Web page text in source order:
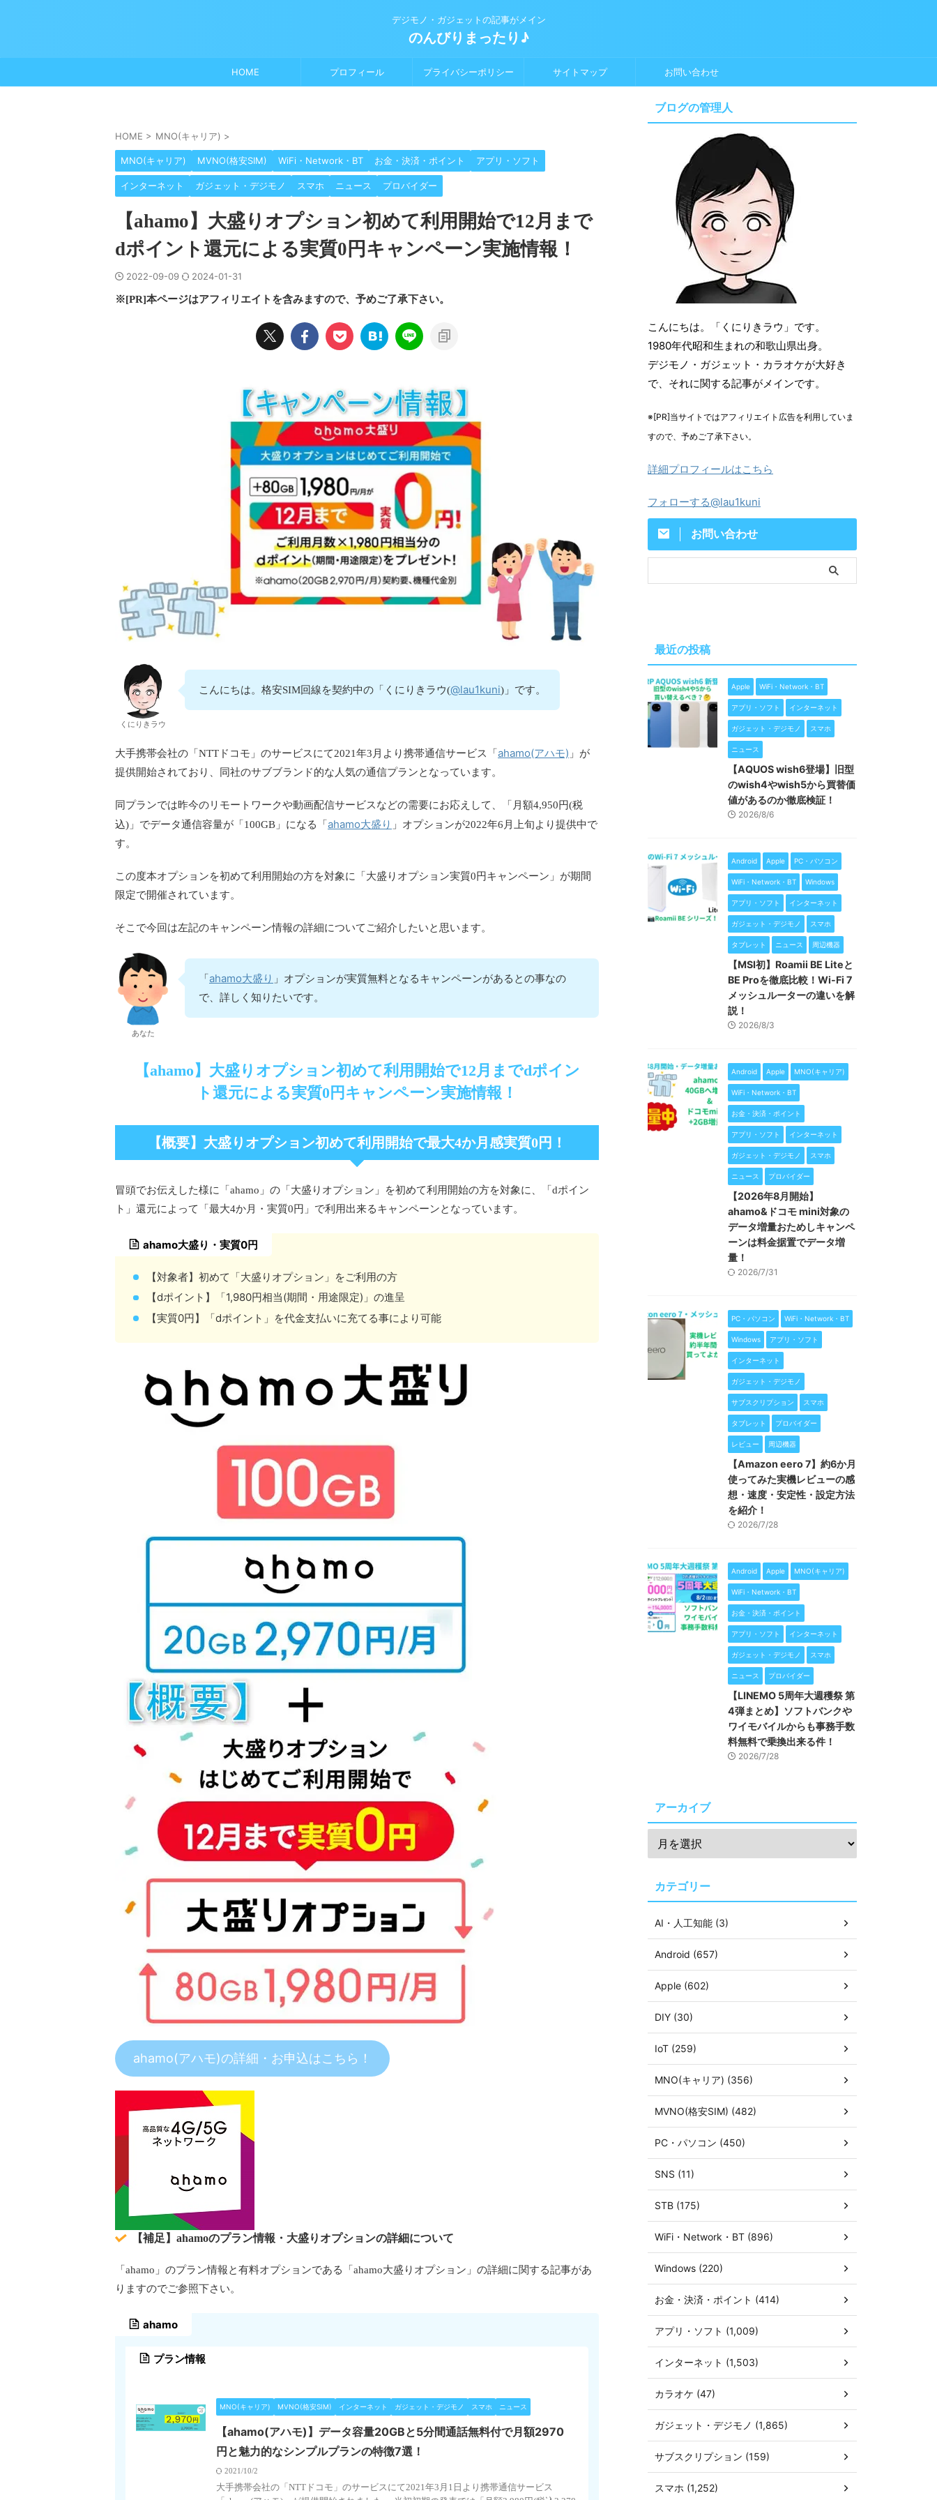
デジモノ・ガジェットの記事がメイン
のんびりまったり♪
HOME プロフィール プライバシーポリシー サイトマップ お問い合わせ
HOME > MNO(キャリア) >
MNO(キャリア) MVNO(格安SIM) WiFi・Network・BT お金・決済・ポイント アプリ・ソフト
インターネット ガジェット・デジモノ スマホ ニュース プロバイダー
【ahamo】大盛りオプション初めて利用開始で12月まで
dポイント還元による実質0円キャンペーン実施情報！
2022-09-09 2024-01-31
※[PR]本ページはアフィリエイトを含みますので、予めご了承下さい。
くにりきラウ
こんにちは。格安SIM回線を契約中の「くにりきラウ(@lau1kuni)」です。
大手携帯会社の「NTTドコモ」のサービスにて2021年3月より携帯通信サービス「 ahamo(アハモ) 」が
提供開始されており、同社のサブブランド的な人気の通信プランとなっています。
同プランでは昨今のリモートワークや動画配信サービスなどの需要にお応えして、「月額4,950円(税
込)」でデータ通信容量が「100GB」になる「 ahamo大盛り 」オプションが2022年6月上旬より提供中で
す。
この度本オプションを初めて利用開始の方を対象に「大盛りオプション実質0円キャンペーン」が期間
限定で開催されています。
そこで今回は左記のキャンペーン情報の詳細についてご紹介したいと思います。
あなた
「 ahamo大盛り 」オプションが実質無料となるキャンペーンがあるとの事なの
で、詳しく知りたいです。
【ahamo】大盛りオプション初めて利用開始で12月までdポイン
ト還元による実質0円キャンペーン実施情報！
【概要】大盛りオプション初めて利用開始で最大4か月感実質0円！
冒頭でお伝えした様に「ahamo」の「大盛りオプション」を初めて利用開始の方を対象に、「dポイン
ト」還元によって「最大4か月・実質0円」で利用出来るキャンペーンとなっています。
ahamo大盛り・実質0円
【対象者】初めて「大盛りオプション」をご利用の方
【dポイント】「1,980円相当(期間・用途限定)」の進呈
【実質0円】「dポイント」を代金支払いに充てる事により可能
ahamo(アハモ)の詳細・お申込はこちら！
【補足】ahamoのプラン情報・大盛りオプションの詳細について
「ahamo」のプラン情報と有料オプションである「ahamo大盛りオプション」の詳細に関する記事があ
りますのでご参照下さい。
ahamo
プラン情報
MNO(キャリア) MVNO(格安SIM) インターネット ガジェット・デジモノ スマホ ニュース
【ahamo(アハモ)】データ容量20GBと5分間通話無料付で月額2970
円と魅力的なシンプルプランの特徴7選！
2021/10/2
大手携帯会社の「NTTドコモ」のサービスにて2021年3月1日より携帯通信サービス
ブログの管理人
こんにちは。「くにりきラウ」です。
1980年代昭和生まれの和歌山県出身。
デジモノ・ガジェット・カラオケが大好き
で、それに関する記事がメインです。
※[PR]当サイトではアフィリエイト広告を利用していま
すので、予めご了承下さい。
詳細プロフィールはこちら
フォローする@lau1kuni
お問い合わせ
最近の投稿
Apple WiFi・Network・BT
アプリ・ソフト インターネット
ガジェット・デジモノ スマホ
ニュース
【AQUOS wish6登場】旧型
のwish4やwish5から買替価
値があるのか徹底検証！
2026/8/6
Android Apple PC・パソコン
WiFi・Network・BT Windows
アプリ・ソフト インターネット
ガジェット・デジモノ スマホ
タブレット ニュース 周辺機器
【MSI初】Roamii BE Liteと
BE Proを徹底比較！Wi-Fi 7
メッシュルーターの違いを解
説！
2026/8/3
Android Apple MNO(キャリア)
WiFi・Network・BT
お金・決済・ポイント
アプリ・ソフト インターネット
ガジェット・デジモノ スマホ
ニュース プロバイダー
【2026年8月開始】
ahamo&ドコモ mini対象の
データ増量おためしキャンペ
ーンは料金据置でデータ増
量！
2026/7/31
PC・パソコン WiFi・Network・BT
Windows アプリ・ソフト
インターネット
ガジェット・デジモノ
サブスクリプション スマホ
タブレット プロバイダー
レビュー 周辺機器
【Amazon eero 7】約6か月
使ってみた実機レビューの感
想・速度・安定性・設定方法
を紹介！
2026/7/28
Android Apple MNO(キャリア)
WiFi・Network・BT
お金・決済・ポイント
アプリ・ソフト インターネット
ガジェット・デジモノ スマホ
ニュース プロバイダー
【LINEMO 5周年大週穫祭 第
4弾まとめ】ソフトバンクや
ワイモバイルからも事務手数
料無料で乗換出来る件！
2026/7/28
アーカイブ
カテゴリー
AI・人工知能 (3)
Android (657)
Apple (602)
DIY (30)
IoT (259)
MNO(キャリア) (356)
MVNO(格安SIM) (482)
PC・パソコン (450)
SNS (11)
STB (175)
WiFi・Network・BT (896)
Windows (220)
お金・決済・ポイント (414)
アプリ・ソフト (1,009)
インターネット (1,503)
カラオケ (47)
ガジェット・デジモノ (1,865)
サブスクリプション (159)
スマホ (1,252)